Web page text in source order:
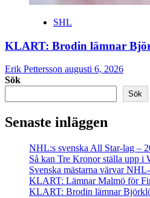
SHL
KLART: Brodin lämnar
Erik Pettersson augusti 6, 2026
Sök
Sök
Senaste inläggen
NHL:s svenska All Star-lag –
Så kan Tre Kronor ställa upp i
Svenska mästarna värvar
KLART: Lämnar Malmö för
KLART: Brodin lämnar